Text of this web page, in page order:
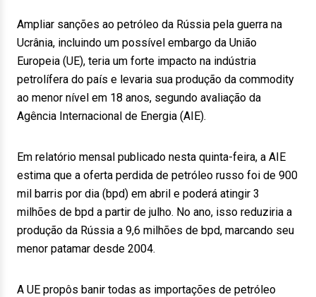
Ampliar sanções ao petróleo da Rússia pela guerra na
Ucrânia, incluindo um possível embargo da União
Europeia (UE), teria um forte impacto na indústria
petrolífera do país e levaria sua produção da commodity
ao menor nível em 18 anos, segundo avaliação da
Agência Internacional de Energia (AIE).
Em relatório mensal publicado nesta quinta-feira, a AIE
estima que a oferta perdida de petróleo russo foi de 900
mil barris por dia (bpd) em abril e poderá atingir 3
milhões de bpd a partir de julho. No ano, isso reduziria a
produção da Rússia a 9,6 milhões de bpd, marcando seu
menor patamar desde 2004.
A UE propôs banir todas as importações de petróleo